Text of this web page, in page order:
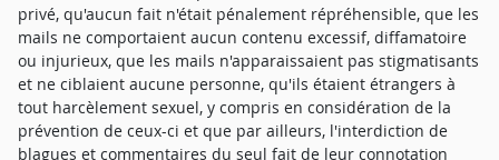
privé, qu'aucun fait n'était pénalement répréhensible, que les
mails ne comportaient aucun contenu excessif, diffamatoire
ou injurieux, que les mails n'apparaissaient pas stigmatisants
et ne ciblaient aucune personne, qu'ils étaient étrangers à
tout harcèlement sexuel, y compris en considération de la
prévention de ceux-ci et que par ailleurs, l'interdiction de
blagues et commentaires du seul fait de leur connotation